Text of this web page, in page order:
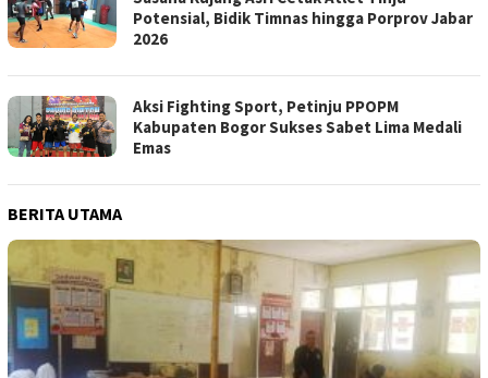
Potensial, Bidik Timnas hingga Porprov Jabar
2026
Aksi Fighting Sport, Petinju PPOPM
Kabupaten Bogor Sukses Sabet Lima Medali
Emas
BERITA UTAMA